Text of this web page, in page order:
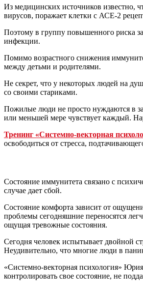
Из медицинских источников известно,
вирусов, поражает клетки с АСЕ-2
Поэтому в группу повышенного риска
инфекции.
Помимо возрастного снижения
между детьми и родителями.
Не секрет, что у некоторых людей на
со своими стариками.
Пожилые люди не просто нуждаются в
или меньшей мере чувствует каждый.
Тренинг «Системно-векторная
освободиться от стресса,
Состояние иммунитета связано с
случае дает сбой.
Состояние комфорта зависит от
проблемы сегодняшние переносятся
ощущая тревожные состояния.
Сегодня человек испытывает двойной
Неудивительно, что многие люди в
«Системно-векторная психология»
контролировать свое состояние, не